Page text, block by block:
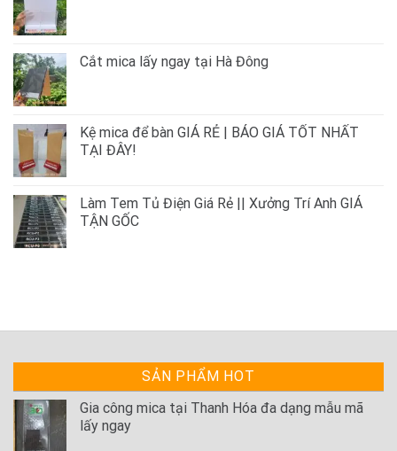
Cắt mica lấy ngay tại Hà Đông
Kệ mica để bàn GIÁ RẺ | BÁO GIÁ TỐT NHẤT
TẠI ĐÂY!
Làm Tem Tủ Điện Giá Rẻ || Xưởng Trí Anh GIÁ
TẬN GỐC
SẢN PHẨM HOT
Gia công mica tại Thanh Hóa đa dạng mẫu mã
lấy ngay